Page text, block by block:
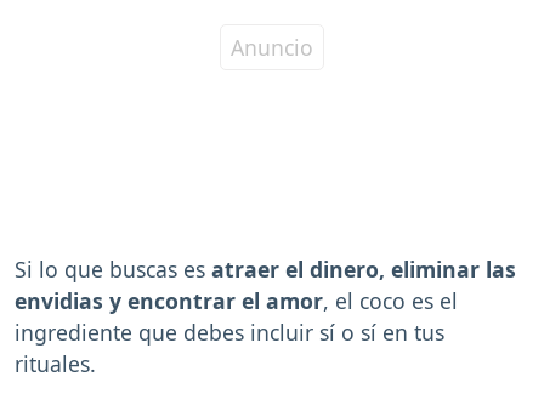
Si lo que buscas es atraer el dinero, eliminar las
envidias y encontrar el amor, el coco es el
ingrediente que debes incluir sí o sí en tus
rituales.